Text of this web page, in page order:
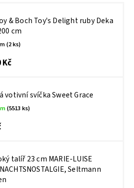
& Boch Toy's Delight ruby Deka
cm
(2 ks)
Kč
votivní svíčka Sweet Grace
(5513 ks)
talíř 23 cm MARIE-LUISE
Seltmann